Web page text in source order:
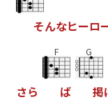
そんなヒーロ
さら
F
ば
G
掲